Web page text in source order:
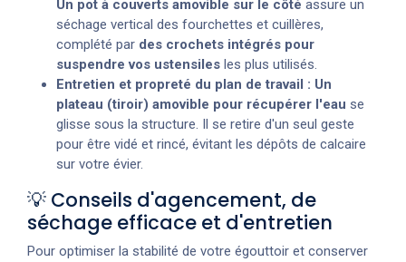
Un pot à couverts amovible sur le côté assure un
séchage vertical des fourchettes et cuillères,
complété par des crochets intégrés pour
suspendre vos ustensiles les plus utilisés.
Entretien et propreté du plan de travail : Un
plateau (tiroir) amovible pour récupérer l'eau se
glisse sous la structure. Il se retire d'un seul geste
pour être vidé et rincé, évitant les dépôts de calcaire
sur votre évier.
💡 Conseils d'agencement, de
séchage efficace et d'entretien
Pour optimiser la stabilité de votre égouttoir et conserver